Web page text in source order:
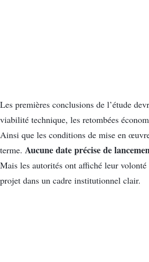
Les premières conclusions de l’étude
viabilité technique, les retombées
Ainsi que les conditions de mise en
terme. Aucune date précise de
Mais les autorités ont affiché leur
projet dans un cadre institutionnel clair.